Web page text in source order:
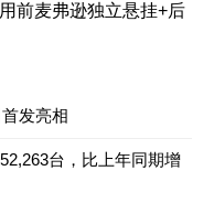
前麦弗逊独立悬挂+后
发亮相
台，比上年同期增